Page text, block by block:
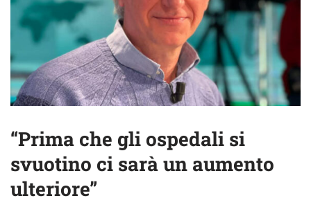
“Prima che gli ospedali si
svuotino ci sarà un aumento
ulteriore”